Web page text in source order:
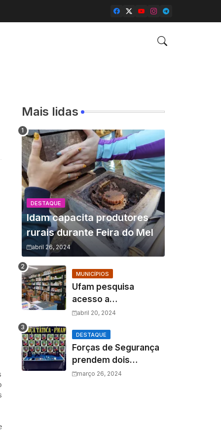
Mais lidas
DESTAQUE
Idam capacita produtores
rurais durante Feira do Mel
abril 26, 2024
MUNICÍPIOS
Ufam pesquisa
acesso a
medicamentos na
amazônico sobre a
assistência
farmacêutica
abril 20, 2024
DESTAQUE
Forças de Segurança
prendem dois
homens por tráfico de
março 26, 2024